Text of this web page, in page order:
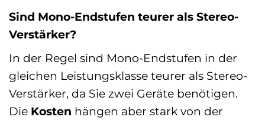
Sind Mono-Endstufen teurer als Stereo-
Verstärker?
In der Regel sind Mono-Endstufen in der
gleichen Leistungsklasse teurer als Stereo-
Verstärker, da Sie zwei Geräte benötigen.
Die Kosten hängen aber stark von der